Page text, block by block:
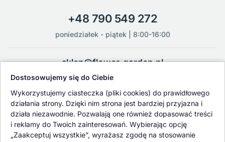
+48 790 549 272
poniedziałek - piątek | 8:00-16:00
sklep@flower-garden.pl
Oferowane przez nas rośliny i nasiona podlegają regularnej ścisłej
kontroli jakości oraz kontroli zdrowotnej przeprowadzanej przez
wykwalifikowane osoby z Państwowej Inspekcji Ochrony Roślin i
Nasiennictwa.
Dostosowujemy się do Ciebie
Wykorzystujemy ciasteczka (pliki cookies) do prawidłowego
działania strony. Dzięki nim strona jest bardziej przyjazna i
działa niezawodnie. Pozwalają one również dopasować treści
i reklamy do Twoich zainteresowań. Wybierając opcję
„Zaakceptuj wszystkie”, wyrażasz zgodę na stosowanie